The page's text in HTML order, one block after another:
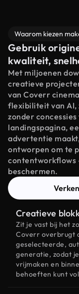
Waarom kiezen
Gebruik
kwaliteit,
Met miljoenen
creatieve
van Coverr
flexibiliteit van AI,
zonder
landingspagina,
advertentie
ontworpen om te
contentworkflows
beschermen.
Creatieve
Zit je vast bij het
Coverr overbrugt
geselecteerde,
generatie, zodat
vrijmaken en
behoeften kunt